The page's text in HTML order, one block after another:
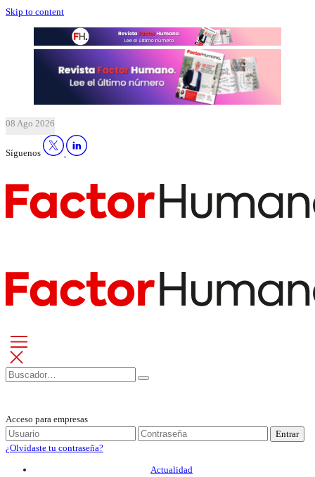
Skip to content
08 Ago 2026
Síguenos
Acceso para empresas
Entrar
¿Olvidaste tu contraseña?
Actualidad